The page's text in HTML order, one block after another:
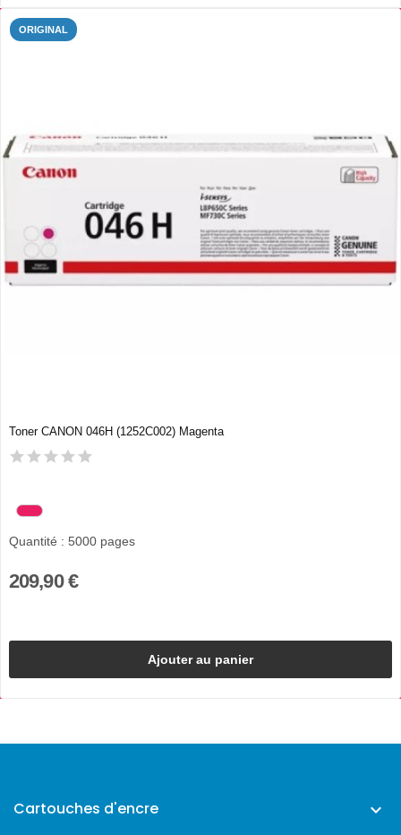
ORIGINAL
Toner CANON 046H (1252C002) Magenta
Quantité : 5000 pages
209,90 €
Ajouter au panier
Cartouches d'encre 